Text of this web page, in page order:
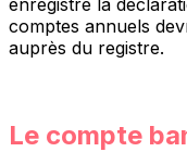
enregistré la
comptes annuels
auprès du registre.
Le compte